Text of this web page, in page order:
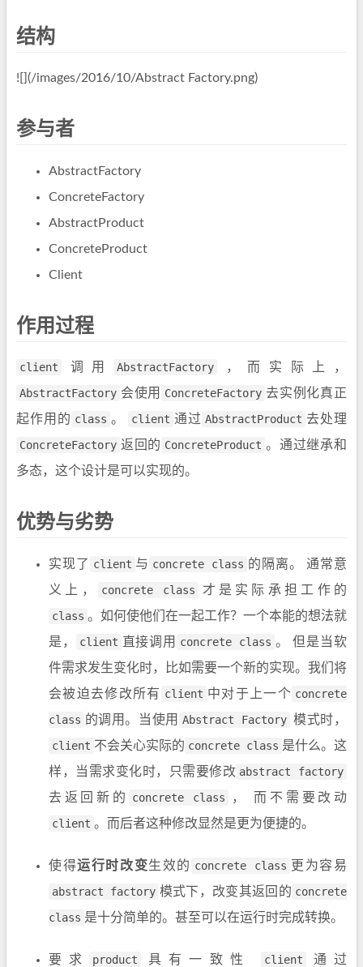
结构
![](/images/2016/10/Abstract Factory.png)
参与者
AbstractFactory
ConcreteFactory
AbstractProduct
ConcreteProduct
Client
作用过程
client 调用 AbstractFactory
，而实际上，
AbstractFactory 会使用 ConcreteFactory 去实例化真正
起作用的 class 。 client 通过 AbstractProduct 去处理
ConcreteFactory 返回的 ConcreteProduct 。通过继承和
多态，这个设计是可以实现的。
优势与劣势
实现了 client 与 concrete class 的隔离。 通常意
义上，
concrete class
才是实际承担工作的
class 。如何使他们在一起工作？一个本能的想法就
是，
client 直接调用 concrete class 。 但是当软
件需求发生变化时，比如需要一个新的实现。我们将
会被迫去修改所有 client 中对于上一个 concrete
class 的调用。当使用 Abstract Factory 模式时，
client 不会关心实际的 concrete class 是什么。这
样，当需求变化时，只需要修改 abstract factory
去返回新的
concrete class
， 而不需要改动
client 。而后者这种修改显然是更为便捷的。
使得运行时改变生效的 concrete class 更为容易
abstract factory 模式下，改变其返回的 concrete
class 是十分简单的。甚至可以在运行时完成转换。
要求 product 具有一致性 client
通过